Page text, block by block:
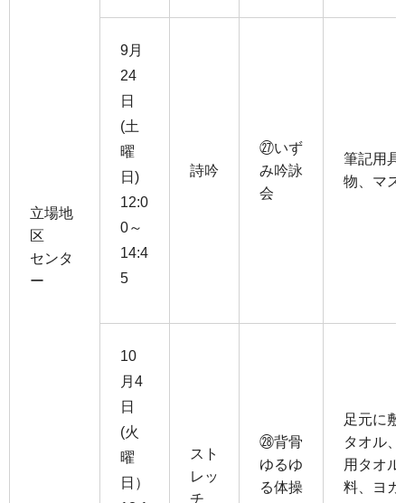
立場地
区
センタ
ー
9月
24
日
(土
曜
日)
12:0
0～
14:4
5
詩吟
㉗いず
み吟詠
会
筆記用具
物、マス
10
月4
日
(火
曜
日）
スト
レッ
チ
㉘背骨
ゆるゆ
る体操
足元に
タオル
用タオル
料、ヨガ